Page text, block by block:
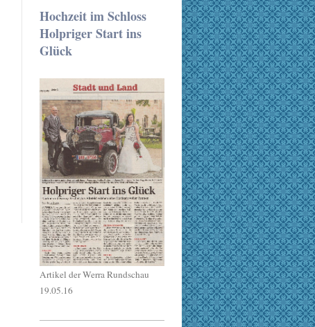
Hochzeit im Schloss
Holpriger Start ins
Glück
Artikel der Werra Rundschau
19.05.16